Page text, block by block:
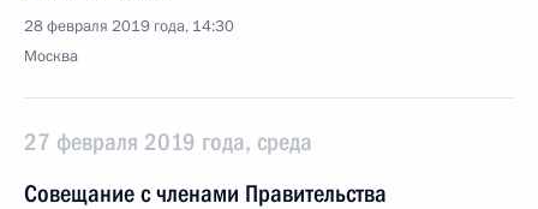
28 февраля 2019 года, 14:30
Москва
27 февраля 2019 года, среда
Совещание с членами Правительства